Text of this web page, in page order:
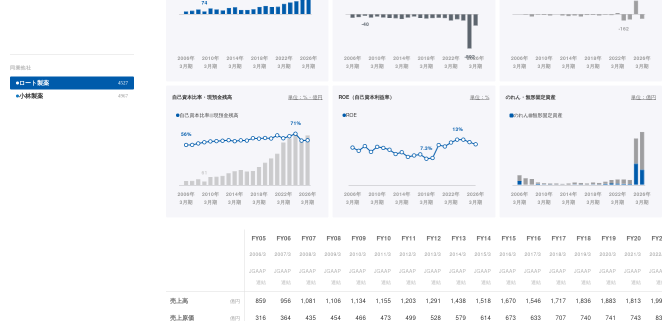
同業他社
ロート製薬 4527
小林製薬 4967 自己資本比率・現預金残高 単位：%・億円
自己資本比率 現預金残高
ROE（自己資本利益率） 単位： %
ROE
のれん・無形固定資産 単位： 億円
のれん 無形固定資産
業績データ一覧
FY05 FY06 FY07 FY08 FY09 FY10 FY11 FY12 FY13 FY14 FY15 FY16 FY17 FY18 FY19 FY20 FY21
2006/3 2007/3 2008/3 2009/3 2010/3 2011/3 2012/3 2013/3 2014/3 2015/3 2016/3 2017/3 2018/3 2019/3 2020/3 2021/3 2022/3
JGAAP
連結
JGAAP
連結
JGAAP
連結
JGAAP
連結
JGAAP
連結
JGAAP
連結
JGAAP
連結
JGAAP
連結
JGAAP
連結
JGAAP
連結
JGAAP
連結
JGAAP
連結
JGAAP
連結
JGAAP
連結
JGAAP
連結
JGAAP
連結
JGAAP
連結
売上高 億円 859 956 1,081 1,106 1,134 1,155 1,203 1,291 1,438 1,518 1,670 1,546 1,717 1,836 1,883 1,813 1,996
売上原価 億円 316 364 435 454 466 473 499 528 579 614 673 633 707 740 741 743 835